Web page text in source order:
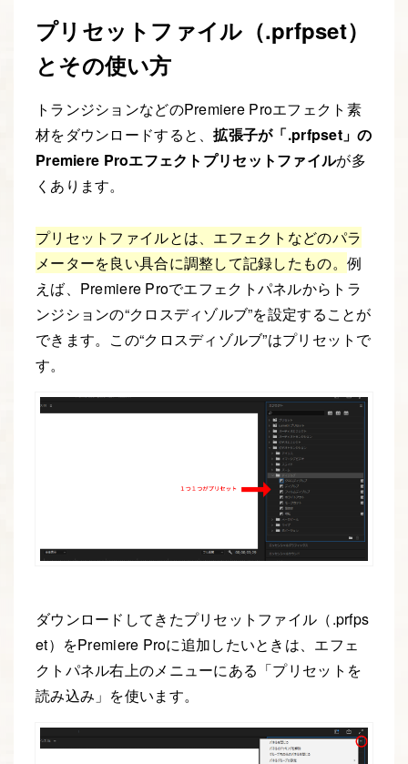
プリセットファイル（.prfpset）
とその使い方
トランジションなどのPremiere Proエフェクト素
材をダウンロードすると、拡張子が「.prfpset」の
Premiere Proエフェクトプリセットファイルが多
くあります。
プリセットファイルとは、エフェクトなどのパラ
メーターを良い具合に調整して記録したもの。 例
えば、Premiere Proでエフェクトパネルからトラ
ンジションの“クロスディゾルブ”を設定することが
できます。この“クロスディゾルブ”はプリセットで
す。
ダウンロードしてきたプリセットファイル（.prfps
et）をPremiere Proに追加したいときは、エフェ
クトパネル右上のメニューにある「プリセットを
読み込み」を使います。